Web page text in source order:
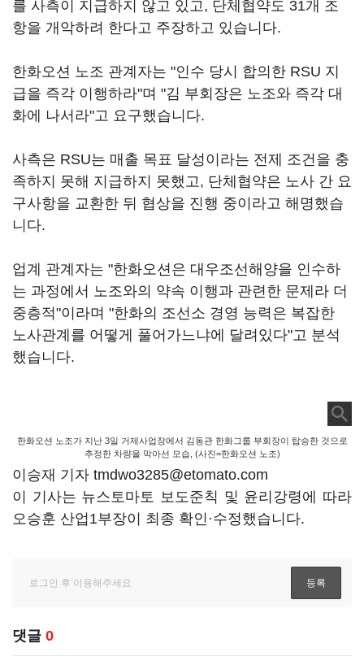
를 사측이 지급하지 않고 있고, 단체협약도 31개 조
항을 개악하려 한다고 주장하고 있습니다.
한화오션 노조 관계자는 "인수 당시 합의한 RSU 지
급을 즉각 이행하라"며 "김 부회장은 노조와 즉각 대
화에 나서라"고 요구했습니다.
사측은 RSU는 매출 목표 달성이라는 전제 조건을 충
족하지 못해 지급하지 못했고, 단체협약은 노사 간 요
구사항을 교환한 뒤 협상을 진행 중이라고 해명했습
니다.
업계 관계자는 "한화오션은 대우조선해양을 인수하
는 과정에서 노조와의 약속 이행과 관련한 문제라 더
중층적"이라며 "한화의 조선소 경영 능력은 복잡한
노사관계를 어떻게 풀어가느냐에 달려있다"고 분석
했습니다.
한화오션 노조가 지난 3일 거제사업장에서 김동관 한화그룹 부회장이 탑승한 것으로
추정한 차량을 막아선 모습, (사진=한화오션 노조)
이승재 기자 tmdwo3285@etomato.com
이 기사는 뉴스토마토 보도준칙 및 윤리강령에 따라
오승훈 산업1부장이 최종 확인·수정했습니다.
댓글 0